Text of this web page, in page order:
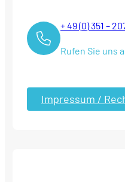
+ 49 (0) 351 –
Rufen Sie uns
Impressum /